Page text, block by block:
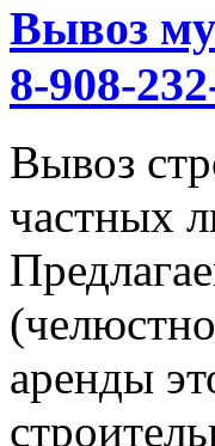
Вывоз
8-908-
Вывоз
частных
аренды